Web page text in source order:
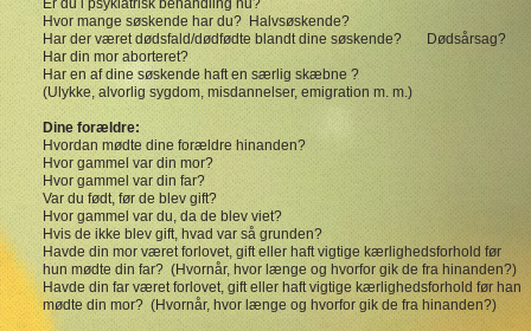
Er du i psykiatrisk behandling nu?
Hvor mange søskende har du? Halvsøskende?
Har der været dødsfald/dødfødte blandt dine søskende?
Dødsårsag?
Har din mor aborteret?
Har en af dine søskende haft en særlig skæbne ?
(Ulykke, alvorlig sygdom, misdannelser, emigration m. m.)
Dine forældre:
Hvordan mødte dine forældre hinanden?
Hvor gammel var din mor?
Hvor gammel var din far?
Var du født, før de blev gift?
Hvor gammel var du, da de blev viet?
Hvis de ikke blev gift, hvad var så grunden?
Havde din mor været forlovet, gift eller haft vigtige kærlighedsforhold før
hun mødte din far? (Hvornår, hvor længe og hvorfor gik de fra hinanden?)
Havde din far været forlovet, gift eller haft vigtige kærlighedsforhold før han
mødte din mor? (Hvornår, hvor længe og hvorfor gik de fra hinanden?)